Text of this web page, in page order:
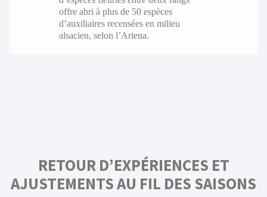
offre abri à plus de 50 espèces
d’auxiliaires recensées en milieu
alsacien, selon l’Ariena.
RETOUR D’EXPÉRIENCES ET
AJUSTEMENTS AU FIL DES SAISONS